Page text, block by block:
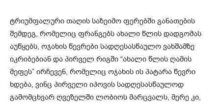
ტრიუმფალური თაღის საზეიმო ფერებში განათების
შემდეგ, რომელიც ფრანგებს ახალი წლის დადგომას
აუწყებს, ოჯახის წევრები სადღესასწაულო ვახშამზე
იკრიბებიან და პირველ რიგში “ახალი წლის ღამის
მეფეს” ირჩევენ, რომელიც ოჯახის ის პატარა წევრი
ხდება, ვინც პირველი იპოვის სადღესასწაულოდ
გამომცხვარ ღვეზელში ლობიოს მარცვალს, მერე კი,